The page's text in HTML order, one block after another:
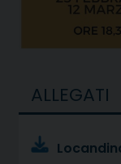
ALLEGATI